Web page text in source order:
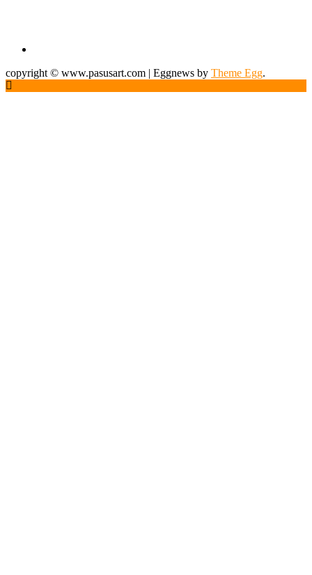
copyright © www.pasusart.com | Eggnews by Theme Egg.